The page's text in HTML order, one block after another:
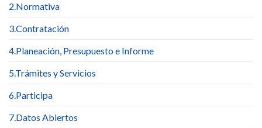
2.Normativa
3.Contratación
4.Planeación, Presupuesto e Informe
5.Trámites y Servicios
6.Participa
7.Datos Abiertos